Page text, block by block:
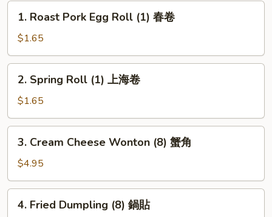
1.
Roast
Pork
Egg
Roll
(1)
1. Roast Pork Egg Roll (1) 春卷
$1.65
2.
Spring
Roll
(1)
上
2. Spring Roll (1) 上海卷
$1.65
3.
Cream
Cheese
Wonton
(8)
3. Cream Cheese Wonton (8) 蟹角
$4.95
4.
Fried
4. Fried Dumpling (8) 鍋貼